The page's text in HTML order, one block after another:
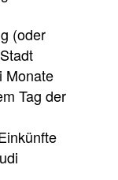
(oder
Monate
Tag der